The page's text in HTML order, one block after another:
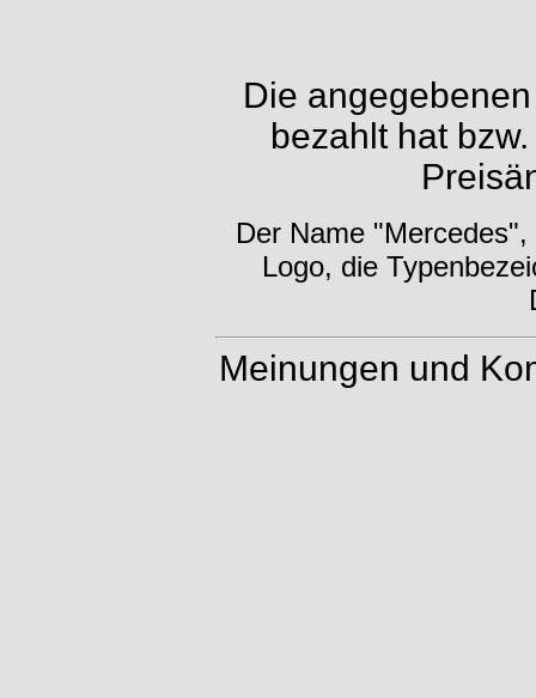
Die
bezahlt hat
Der Name
Logo, die
Meinungen und